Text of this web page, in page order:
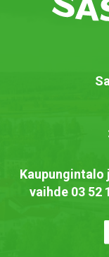
Kaupungintalo
vaihde 03 52